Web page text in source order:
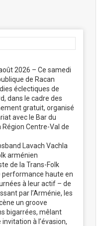
2026 – Ce samedi
de Racan
éclectiques de
dans le cadre des
gratuit, organisé
avec le Bar du
Centre-Val de
Lavach Vachla
arménien
de la Trans-Folk
haute en
à leur actif – de
par l’Arménie, les
un groove
bigarrées, mêlant
à l’évasion,